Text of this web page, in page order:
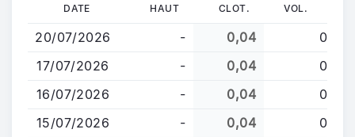
contenu
principal
DATE HAUT CLOT. VOL.
20/07/2026 - 0,04
0
17/07/2026
- 0,04
0
16/07/2026
- 0,04
0
15/07/2026
- 0,04
0